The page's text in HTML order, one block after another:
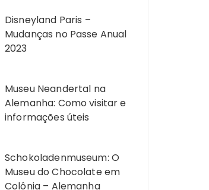
Disneyland Paris –
Mudanças no Passe Anual
2023
Museu Neandertal na
Alemanha: Como visitar e
informações úteis
Schokoladenmuseum: O
Museu do Chocolate em
Colônia – Alemanha